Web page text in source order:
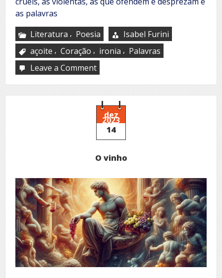
as palavras
Literatura , Poesia
Isabel Furini
açoite , Coração , ironia , Palavras
Leave a Commenton
Açoite
das
palavras
dez
2023
14
O vinho